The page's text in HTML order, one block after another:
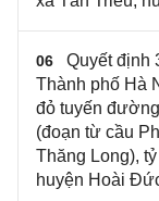
06
Quyết định
Thành phố Hà
đỏ tuyến
(đoạn từ cầu
Thăng Long),
huyện Hoài